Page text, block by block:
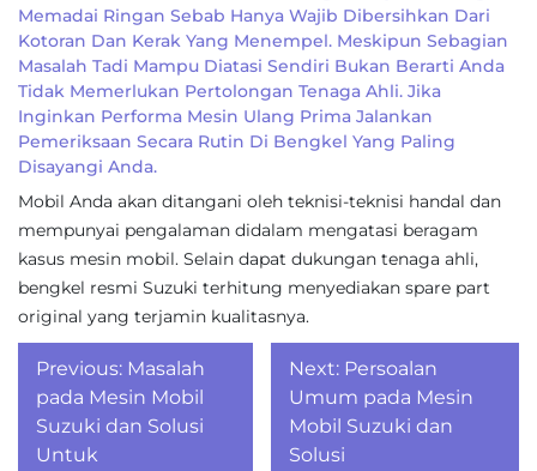
Memadai Ringan Sebab Hanya Wajib Dibersihkan Dari
Kotoran Dan Kerak Yang Menempel. Meskipun Sebagian
Masalah Tadi Mampu Diatasi Sendiri Bukan Berarti Anda
Tidak Memerlukan Pertolongan Tenaga Ahli. Jika
Inginkan Performa Mesin Ulang Prima Jalankan
Pemeriksaan Secara Rutin Di Bengkel Yang Paling
Disayangi Anda.
Mobil Anda akan ditangani oleh teknisi-teknisi handal dan
mempunyai pengalaman didalam mengatasi beragam
kasus mesin mobil. Selain dapat dukungan tenaga ahli,
bengkel resmi Suzuki terhitung menyediakan spare part
original yang terjamin kualitasnya.
Post
navigation
Previous: Masalah
pada Mesin Mobil
Suzuki dan Solusi
Untuk
Next: Persoalan
Umum pada Mesin
Mobil Suzuki dan
Solusi